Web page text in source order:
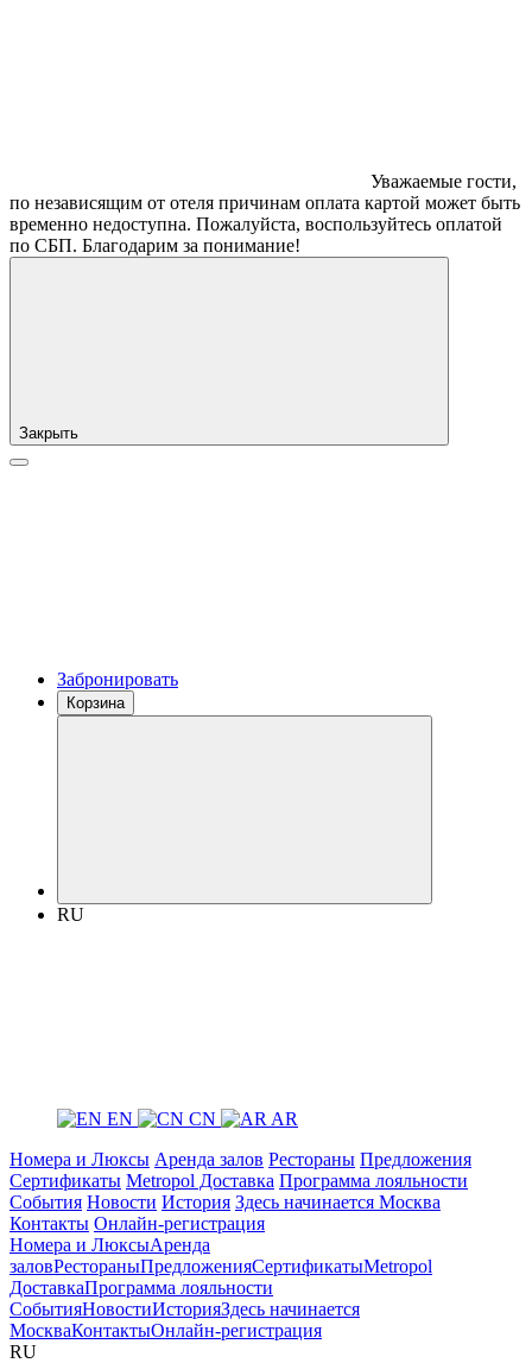
Уважаемые гости,
по независящим от отеля причинам оплата картой может быть
временно недоступна. Пожалуйста, воспользуйтесь оплатой
по СБП. Благодарим за понимание!
Закрыть
Забронировать
Корзина
RU
EN CN
AR
Номера и Люксы Аренда залов Рестораны Предложения
Сертификаты Metropol Доставка Программа лояльности
События Новости История Здесь начинается Москва
Контакты Онлайн-регистрация
Номера и ЛюксыАренда
заловРестораныПредложенияСертификатыMetropol
ДоставкаПрограмма лояльности
СобытияНовостиИсторияЗдесь начинается
МоскваКонтактыОнлайн-регистрация
RU